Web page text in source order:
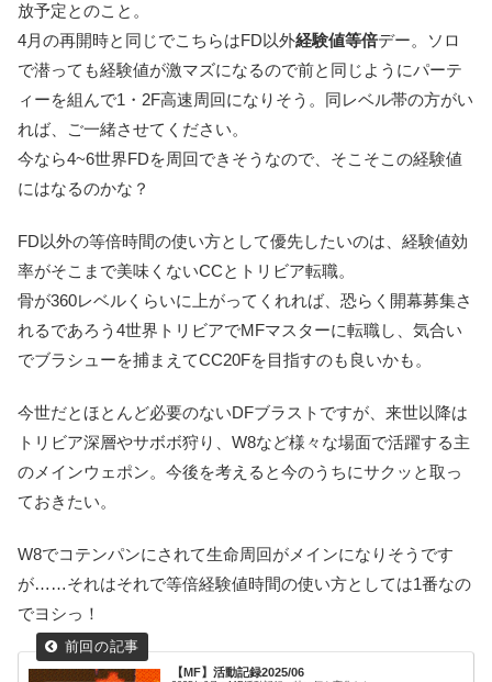
放予定とのこと。
4月の再開時と同じでこちらはFD以外経験値等倍デー。ソロ
で潜っても経験値が激マズになるので前と同じようにパーテ
ィーを組んで1・2F高速周回になりそう。同レベル帯の方がい
れば、ご一緒させてください。
今なら4~6世界FDを周回できそうなので、そこそこの経験値
にはなるのかな？
FD以外の等倍時間の使い方として優先したいのは、経験値効
率がそこまで美味くないCCとトリビア転職。
骨が360レベルくらいに上がってくれれば、恐らく開幕募集さ
れるであろう4世界トリビアでMFマスターに転職し、気合い
でブラシューを捕まえてCC20Fを目指すのも良いかも。
今世だとほとんど必要のないDFブラストですが、来世以降は
トリビア深層やサボボ狩り、W8など様々な場面で活躍する主
のメインウェポン。今後を考えると今のうちにサクッと取っ
ておきたい。
W8でコテンパンにされて生命周回がメインになりそうです
が……それはそれで等倍経験値時間の使い方としては1番なの
でヨシっ！
【MF】活動記録2025/06